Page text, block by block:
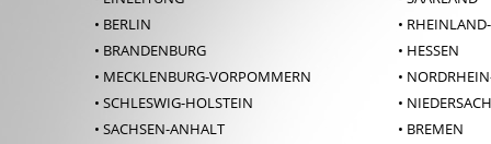
• BERLIN
• BRANDENBURG
• MECKLENBURG-VORPOMMERN
• SCHLESWIG-HOLSTEIN
• SACHSEN-ANHALT
•
• HESSEN
•
•
• BREMEN